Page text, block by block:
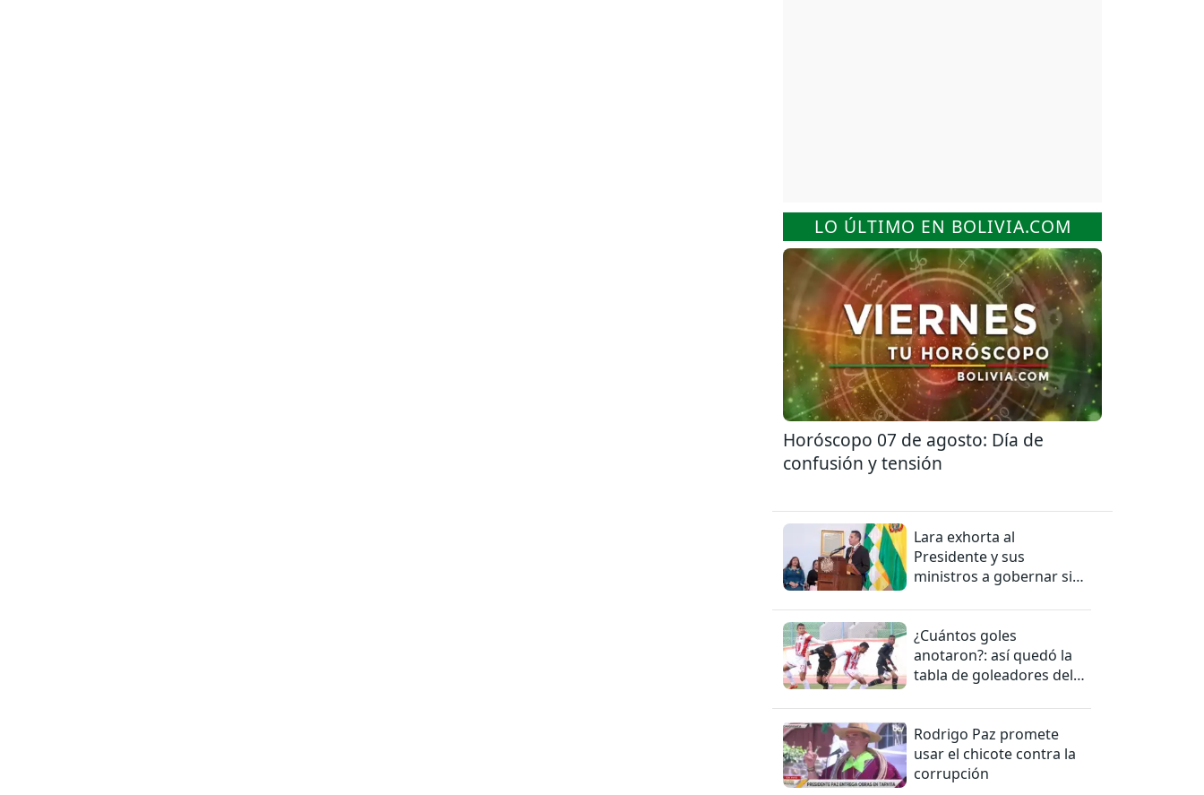
LO ÚLTIMO EN BOLIVIA.COM
Horóscopo 07 de agosto: Día de
confusión y tensión
Lara exhorta al
Presidente y sus
ministros a gobernar sin
¿Cuántos goles
anotaron?: así quedó la
tabla de goleadores del
Rodrigo Paz promete
usar el chicote contra la
corrupción